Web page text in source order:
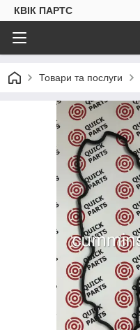
КВІК ПАРТС
Товари та послуги